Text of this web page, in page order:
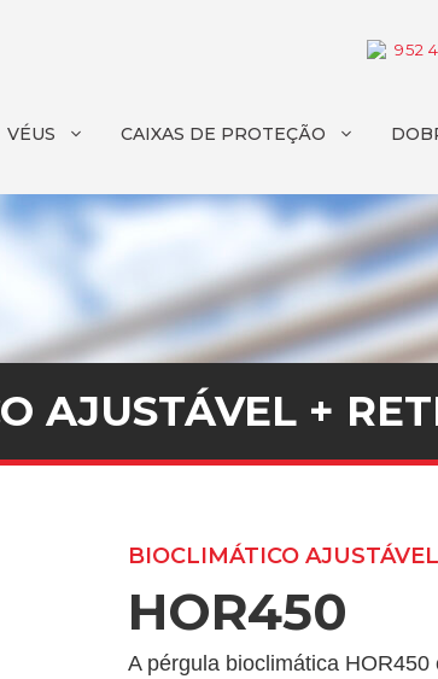
952
VÉUS CAIXAS DE PROTEÇÃO
AJUSTÁVEL +
BIOCLIMÁTICO
HOR450
A pérgula bioclimática